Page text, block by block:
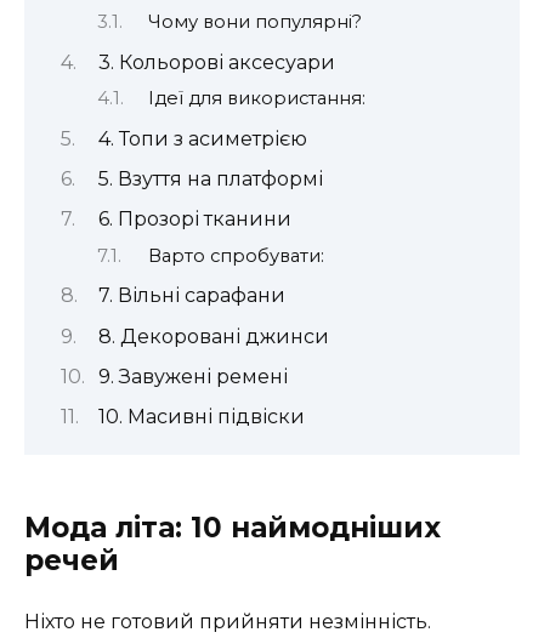
Чому вони популярні?
3. Кольорові аксесуари
Ідеї для використання:
4. Топи з асиметрією
5. Взуття на платформі
6. Прозорі тканини
Варто спробувати:
7. Вільні сарафани
8. Декоровані джинси
9. Завужені ремені
10. Масивні підвіски
Мода літа: 10 наймодніших
речей
Ніхто не готовий прийняти незмінність.